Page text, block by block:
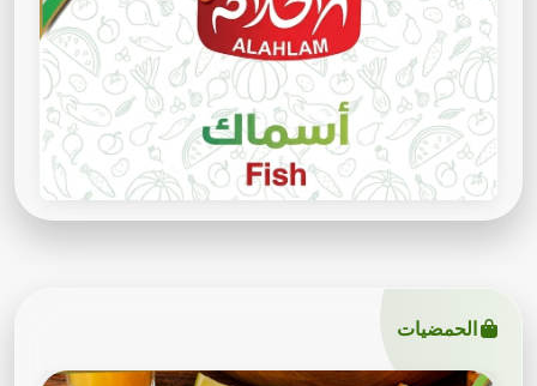
الحمضيات